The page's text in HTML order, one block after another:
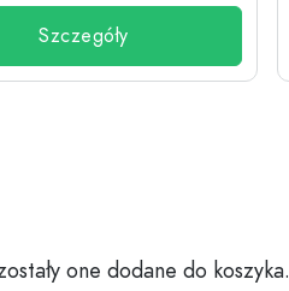
Szczegóły
one dodane do koszyka.